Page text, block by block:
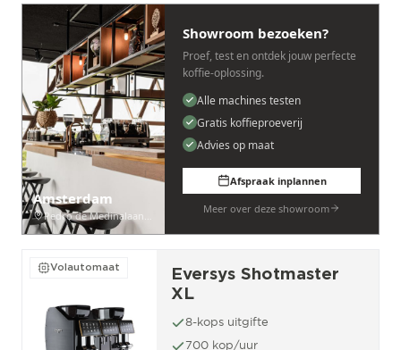
Amsterdam
Showroom bezoeken?
Proef, test en ontdek jouw perfecte
koffie-oplossing.
Alle machines testen
Gratis koffieproeverij
Advies op maat
Afspraak inplannen
Meer over deze showroom
Volautomaat
Eversys Shotmaster
XL
8-kops uitgifte
700 kop/uur